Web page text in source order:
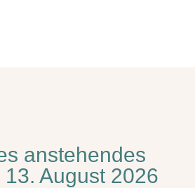
anstehendes
August 2026